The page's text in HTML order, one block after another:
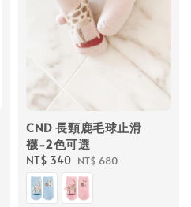
CND 長頸鹿毛球止滑
襪-2色可選
Sale
price
NT$ 340 Regular
price
NT$ 680